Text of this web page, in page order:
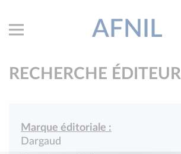
AFNIL
RECHERCHE ÉDITEUR
Marque éditoriale :
Dargaud